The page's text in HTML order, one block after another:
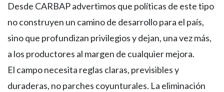
Desde CARBAP advertimos que políticas de este tipo
no construyen un camino de desarrollo para el país,
sino que profundizan privilegios y dejan, una vez más,
a los productores al margen de cualquier mejora.
El campo necesita reglas claras, previsibles y
duraderas, no parches coyunturales. La eliminación